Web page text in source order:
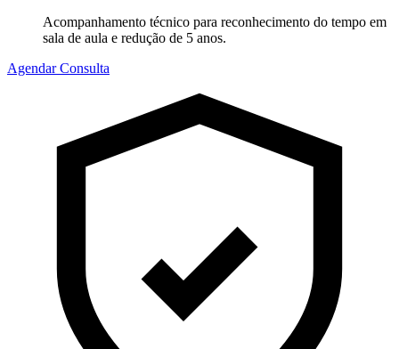
Acompanhamento técnico para reconhecimento do tempo em
sala de aula e redução de 5 anos.
Agendar Consulta